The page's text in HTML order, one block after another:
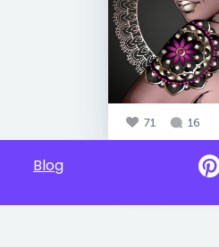
71 16
Blog